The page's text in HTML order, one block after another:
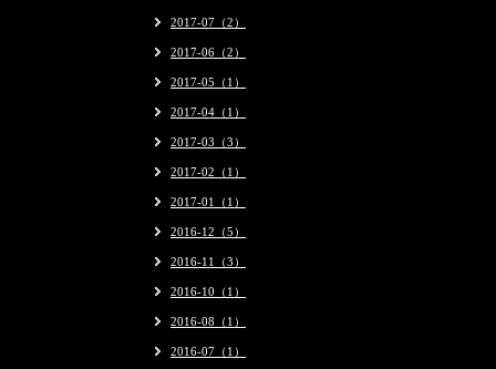
2017-07（2）
2017-06（2）
2017-05（1）
2017-04（1）
2017-03（3）
2017-02（1）
2017-01（1）
2016-12（5）
2016-11（3）
2016-10（1）
2016-08（1）
2016-07（1）